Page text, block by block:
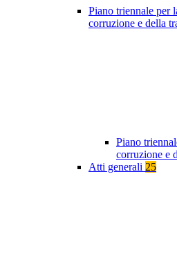
Piano triennale per
corruzione e della
Piano
corruzione e
Atti generali 25